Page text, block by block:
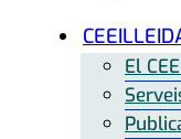
El